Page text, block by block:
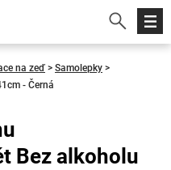
na zeď > Samolepky >
- Černá
Bez alkoholu